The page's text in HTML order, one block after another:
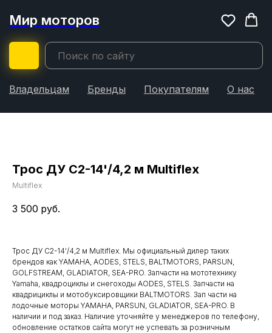
Мир моторов
Владельцам Бренды Покупателям О нас
Трос ДУ С2-14'/4,2 м Multiflex
Multiflex
3 500 руб.
Трос ДУ С2-14'/4,2 м Multiflex. Мы официальный дилер таких
брендов как YAMAHA, AODES, STELS, BALTMOTORS, PARSUN,
GOLFSTREAM, GLADIATOR, SEA-PRO. Запчасти на мототехнику
Yamaha, квадроциклы и снегоходы AODES, STELS. Запчасти на
квадрициклы и мотобуксировщики BALTMOTORS. Зап части на
лодочные моторы YAMAHA, PARSUN, GLADIATOR, SEA-PRO. В
наличии и под заказ. Наличие уточняйте у менеджеров по телефону,
обновление остатков сайта могут не успевать за розничным